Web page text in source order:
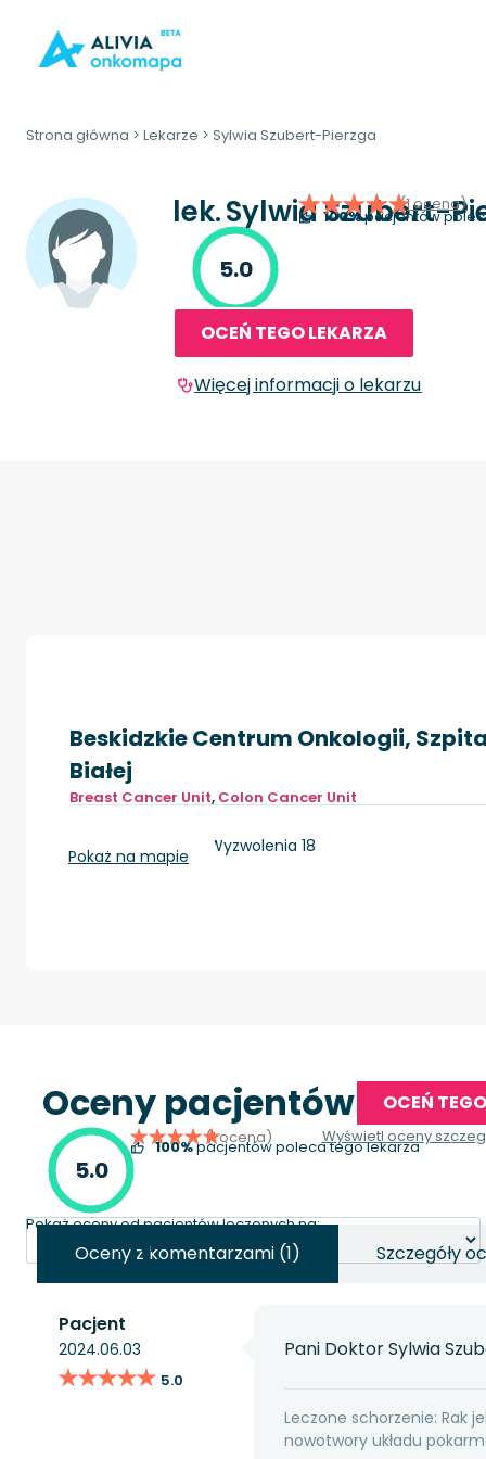
Strona główna > Lekarze > Sylwia Szubert-Pierzga
lek.Sylwia Szubert-
5.0
(1 ocena)
100%pacjentów
OCEŃ TEGO LEKARZA
Więcej informacji o lekarzu
Beskidzkie Centrum Onkologii,
Białej
Breast Cancer Unit, Colon Cancer Unit
Bielsko-Biała, ul. Wyzwolenia 18
Pokaż na mapie
Oceny pacjentów OCEŃ
5.0
(1 ocena)
100%pacjentów poleca tego lekarza
Wyświetl oceny
Pokaż oceny od pacjentów leczonych na:
Oceny z komentarzami (1) Szczegóły
Pacjent
2024.06.03
★★★★★
★★★★★ 5.0
Pani Doktor Sylwia
Leczone schorzenie: Rak
nowotwory układu